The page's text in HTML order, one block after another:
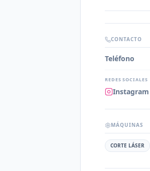
CONTACTO
Teléfono
REDES SOCIALES
Instagram
MÁQUINAS
CORTE LÁSER